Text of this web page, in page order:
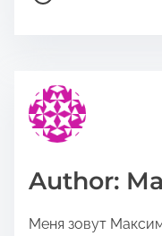
s
p
s
o
o
e
a
d
i
e
Author:
Меня зовут